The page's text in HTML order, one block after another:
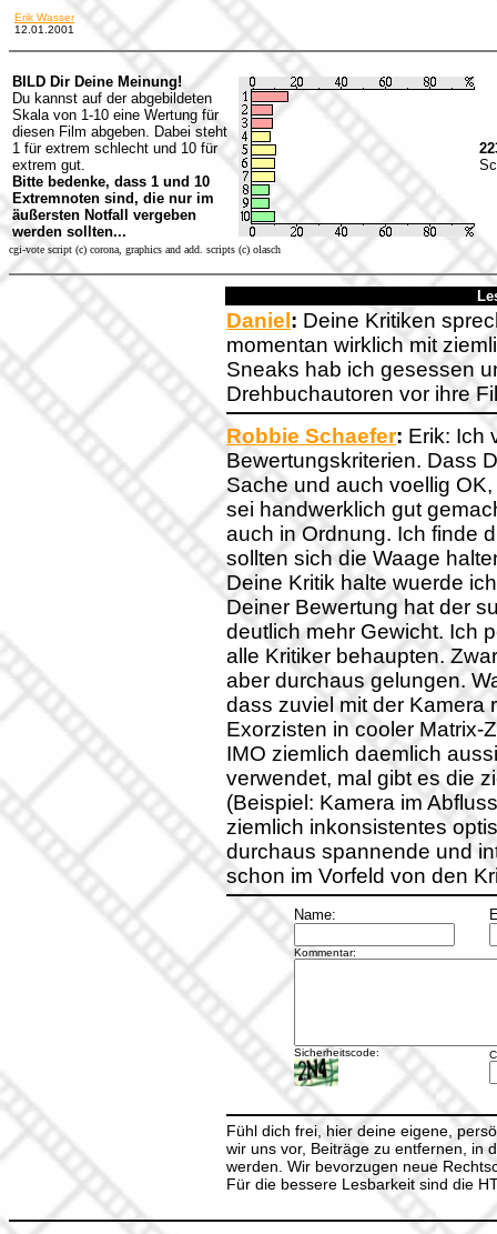
Erik Wasser
12.01.2001
BILD Dir Deine Meinung!
Du kannst auf der abgebildeten
Skala von 1-10 eine Wertung für
diesen Film abgeben. Dabei steht
1 für extrem schlecht und 10 für
extrem gut.
Bitte bedenke, dass 1 und 10
Extremnoten sind, die nur im
äußersten Notfall vergeben
werden sollten...
cgi-vote script (c) corona, graphics and add. scripts (c) olasch
Daniel : Deine Kritiken
momentan wirklich mit
Sneaks hab ich gesessen
Drehbuchautoren vor ihre
Robbie Schaefer: Erik: Ich
Bewertungskriterien. Dass
Sache und auch voellig
sei handwerklich gut
auch in Ordnung. Ich finde
sollten sich die Waage
Deine Kritik halte wuerde
Deiner Bewertung hat der
deutlich mehr Gewicht. Ich
alle Kritiker behaupten.
aber durchaus gelungen.
dass zuviel mit der Kamera
Exorzisten in cooler Matrix-
IMO ziemlich daemlich
verwendet, mal gibt es die
(Beispiel: Kamera im
ziemlich inkonsistentes
durchaus spannende und
schon im Vorfeld von den
Name:
Kommentar:
Sicherheitscode:
Fühl dich frei, hier deine eigene,
wir uns vor, Beiträge zu entfernen, in
werden. Wir bevorzugen neue
Für die bessere Lesbarkeit sind die